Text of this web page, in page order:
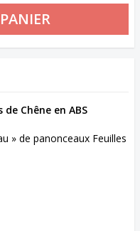
Chêne en ABS
» de panonceaux Feuilles